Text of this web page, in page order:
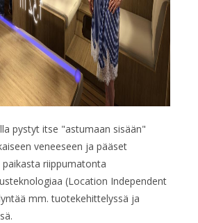
pystyt itse "astumaan sisään"
veneeseen ja pääset
riippumatonta
(Location Independent
mm. tuotekehittelyssä ja